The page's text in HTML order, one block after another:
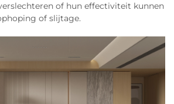
of hun effectiviteit kunnen
of slijtage.